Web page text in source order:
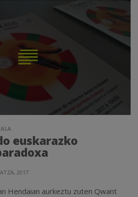
euskarazko
2017
Hendaian aurkeztu zuten Qwant